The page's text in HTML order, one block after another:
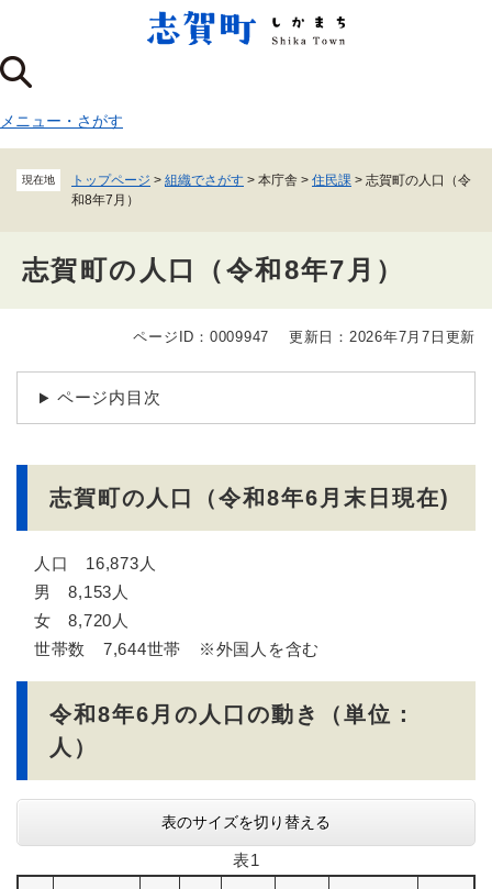
ジ
の
頭
で
メニューを飛ばして本文へ
メニュー ・ さがす
現在地 トップページ > 組織でさがす > 本庁舎 > 住民課 > 志賀町の人口（令
和8年7月）
志賀町の人口（令和8年7月）
文
ページID：0009947 更新日：2026年7月7日更新
ページ内目次
志賀町の人口（令和8年6月末日現在)
人口 16,873人
男 8,153人
女 8,720人
世帯数 7,644世帯 ※外国人を含む
令和8年6月の人口の動き（単位：
人）
表のサイズを切り替える
表1